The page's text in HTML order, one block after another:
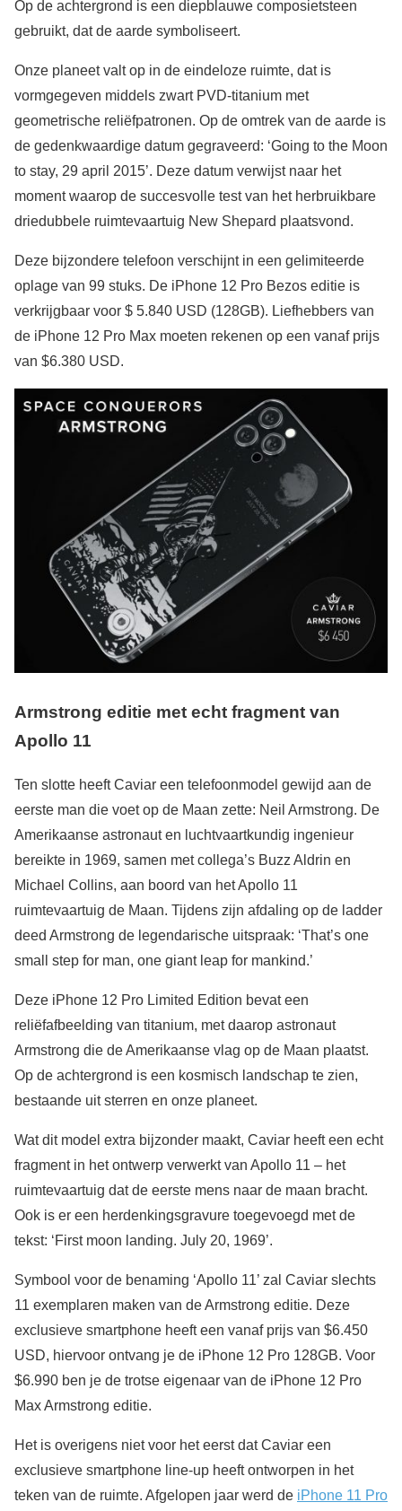
Op de achtergrond is een diepblauwe composietsteen
gebruikt, dat de aarde symboliseert.
Onze planeet valt op in de eindeloze ruimte, dat is
vormgegeven middels zwart PVD-titanium met
geometrische reliëfpatronen. Op de omtrek van de aarde is
de gedenkwaardige datum gegraveerd: ‘Going to the Moon
to stay, 29 april 2015’. Deze datum verwijst naar het
moment waarop de succesvolle test van het herbruikbare
driedubbele ruimtevaartuig New Shepard plaatsvond.
Deze bijzondere telefoon verschijnt in een gelimiteerde
oplage van 99 stuks. De iPhone 12 Pro Bezos editie is
verkrijgbaar voor $ 5.840 USD (128GB). Liefhebbers van
de iPhone 12 Pro Max moeten rekenen op een vanaf prijs
van $6.380 USD.
Armstrong editie met echt fragment van
Apollo 11
Ten slotte heeft Caviar een telefoonmodel gewijd aan de
eerste man die voet op de Maan zette: Neil Armstrong. De
Amerikaanse astronaut en luchtvaartkundig ingenieur
bereikte in 1969, samen met collega’s Buzz Aldrin en
Michael Collins, aan boord van het Apollo 11
ruimtevaartuig de Maan. Tijdens zijn afdaling op de ladder
deed Armstrong de legendarische uitspraak: ‘That’s one
small step for man, one giant leap for mankind.’
Deze iPhone 12 Pro Limited Edition bevat een
reliëfafbeelding van titanium, met daarop astronaut
Armstrong die de Amerikaanse vlag op de Maan plaatst.
Op de achtergrond is een kosmisch landschap te zien,
bestaande uit sterren en onze planeet.
Wat dit model extra bijzonder maakt, Caviar heeft een echt
fragment in het ontwerp verwerkt van Apollo 11 – het
ruimtevaartuig dat de eerste mens naar de maan bracht.
Ook is er een herdenkingsgravure toegevoegd met de
tekst: ‘First moon landing. July 20, 1969’.
Symbool voor de benaming ‘Apollo 11’ zal Caviar slechts
11 exemplaren maken van de Armstrong editie. Deze
exclusieve smartphone heeft een vanaf prijs van $6.450
USD, hiervoor ontvang je de iPhone 12 Pro 128GB. Voor
$6.990 ben je de trotse eigenaar van de iPhone 12 Pro
Max Armstrong editie.
Het is overigens niet voor het eerst dat Caviar een
exclusieve smartphone line-up heeft ontworpen in het
teken van de ruimte. Afgelopen jaar werd de iPhone 11 Pro